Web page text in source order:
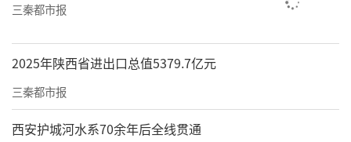
三秦都市报
2025年陕西省进出口总值5379.7亿元
三秦都市报
西安护城河水系70余年后全线贯通